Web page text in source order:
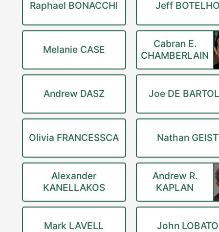
Raphael BONACCHI Jeff
Melanie CASE
Cabran E.
CHAMBERLAIN
Andrew DASZ Joe DE
Olivia FRANCESSCA Nathan GEIST
Alexander
KANELLAKOS
Andrew R.
KAPLAN
Mark LAVELL John LOBATO